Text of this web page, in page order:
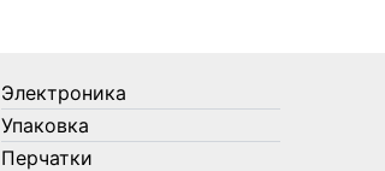
Электроника
Упаковка
Перчатки